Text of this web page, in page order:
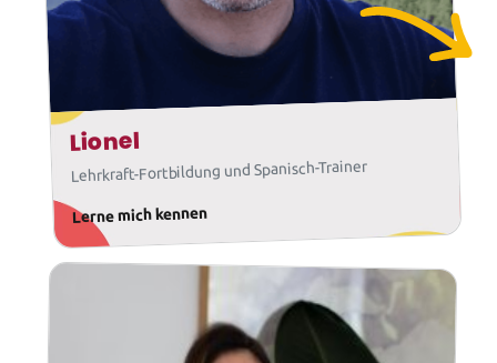
Lionel
Lehrkraft-Fortbildung und Spanisch-Trainer
Lerne mich kennen